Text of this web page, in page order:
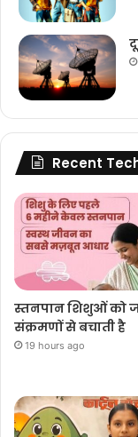
Recent
स्तनपान शिशुओं को
संक्रमणों से बचाती है
19 hours ago